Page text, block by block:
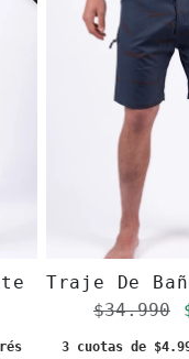
Hombre Toke
oferta
Traje De
Precio
$34.990
3 cuotas de